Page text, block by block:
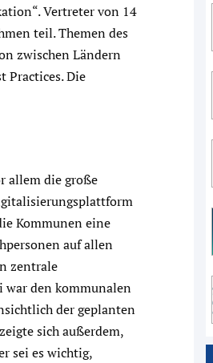
Vertreter von 14
teil. Themen des
zwischen Ländern
Practices. Die
allem die große
Kommunen eine
auf allen
zentrale
war den kommunalen
der geplanten
sich außerdem,
sei es wichtig,